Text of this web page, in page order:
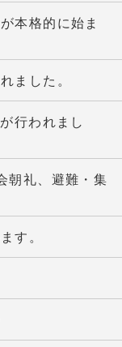
本格的に始ま
ました。
行われまし
朝礼、避難・集
す。